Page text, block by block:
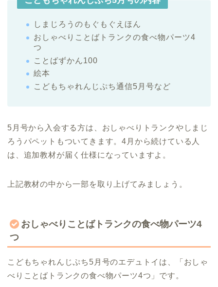
しまじろうのもぐもぐえほん
おしゃべりことばトランクの食べ物パーツ4
つ
ことばずかん100
絵本
こどもちゃれんじぷち通信5月号など
5月号から入会する方は、おしゃべりトランクやしまじ
ろうパペットもついてきます。4月から続けている人
は、追加教材が届く仕様になっていますよ。
上記教材の中から一部を取り上げてみましょう。
おしゃべりことばトランクの食べ物パーツ4
つ
こどもちゃれんじぷち5月号のエデュトイは、「おしゃ
べりことばトランクの食べ物パーツ4つ」です。